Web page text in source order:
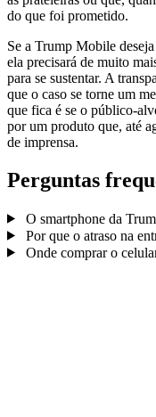
do que foi prometido.
Se a Trump Mobile
ela precisará de muito
para se sustentar. A
que o caso se torne um
que fica é se o público-
por um produto que, até
de imprensa.
Perguntas
O smartphone da
Por que o atraso na
Onde comprar o